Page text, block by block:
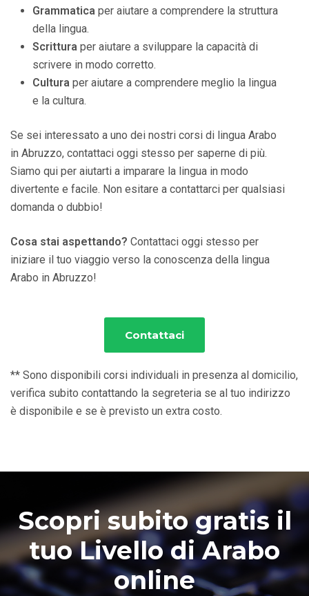
Grammatica per aiutare a comprendere la struttura
della lingua.
Scrittura per aiutare a sviluppare la capacità di
scrivere in modo corretto.
Cultura per aiutare a comprendere meglio la lingua
e la cultura.
Se sei interessato a uno dei nostri corsi di lingua Arabo
in Abruzzo, contattaci oggi stesso per saperne di più.
Siamo qui per aiutarti a imparare la lingua in modo
divertente e facile. Non esitare a contattarci per qualsiasi
domanda o dubbio!
Cosa stai aspettando? Contattaci oggi stesso per
iniziare il tuo viaggio verso la conoscenza della lingua
Arabo in Abruzzo!
Contattaci
** Sono disponibili corsi individuali in presenza al domicilio,
verifica subito contattando la segreteria se al tuo indirizzo
è disponibile e se è previsto un extra costo.
Scopri subito gratis il
tuo Livello di Arabo
online